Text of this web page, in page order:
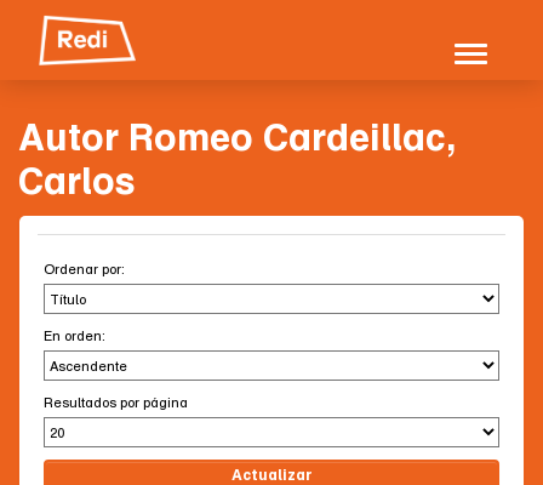
navigation
Autor Romeo Cardeillac,
Carlos
Ordenar por:
En orden:
Resultados por página